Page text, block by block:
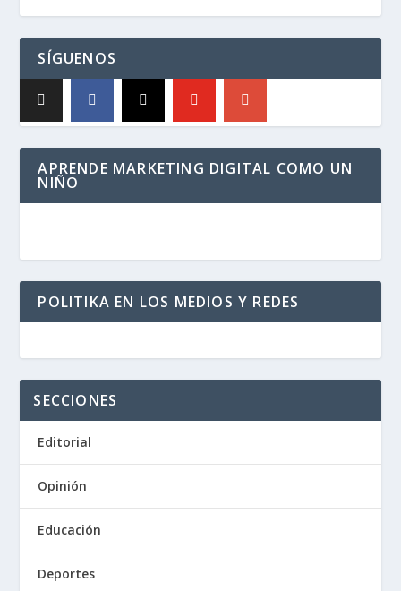
SÍGUENOS
APRENDE MARKETING DIGITAL COMO UN
NIÑO
POLITIKA EN LOS MEDIOS Y REDES
SECCIONES
Editorial
Opinión
Educación
Deportes